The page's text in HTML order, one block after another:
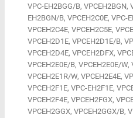
VPC-EH2BGG/B, VPCEH2BGN,
EH2BGN/B, VPCEH2C0E, VPC-
VPCEH2C4E, VPCEH2C5E,
VPCEH2D1E, VPCEH2D1E/B,
VPCEH2D4E, VPCEH2DFX,
VPCEH2E0E/B, VPCEH2E0E/W,
VPCEH2E1R/W, VPCEH2E4E,
VPCEH2F1E, VPC-EH2F1E,
VPCEH2F4E, VPCEH2FGX,
VPCEH2GGX, VPCEH2GGX/B,